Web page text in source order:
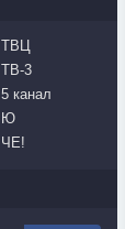
ТВЦ
ТВ-3
5 канал
Ю
ЧЕ!